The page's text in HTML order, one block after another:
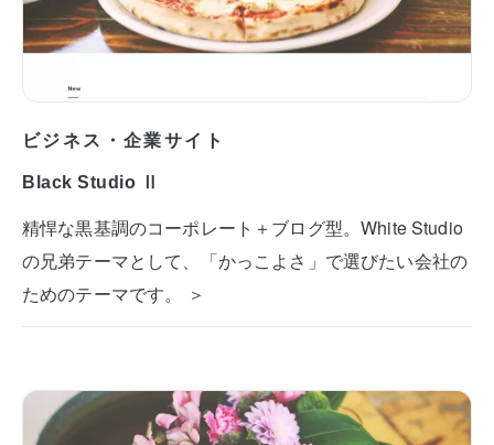
ビジネス・企業サイト
Black Studio Ⅱ
精悍な黒基調のコーポレート＋ブログ型。White Studio
の兄弟テーマとして、「かっこよさ」で選びたい会社の
ためのテーマです。 ＞